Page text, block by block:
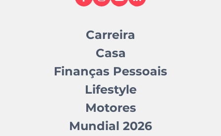
Carreira
Casa
Finanças Pessoais
Lifestyle
Motores
Mundial 2026